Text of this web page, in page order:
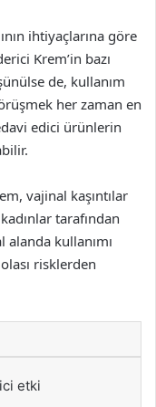
ihtiyaçlarına göre
Krem’in bazı
de, kullanım
her zaman en
edici ürünlerin
vajinal kaşıntılar
tarafından
kullanımı
risklerden
etki